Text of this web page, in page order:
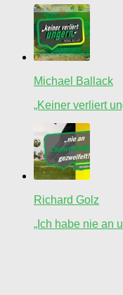
Michael Ballack
„Keiner verliert
Richard Golz
„Ich habe nie an